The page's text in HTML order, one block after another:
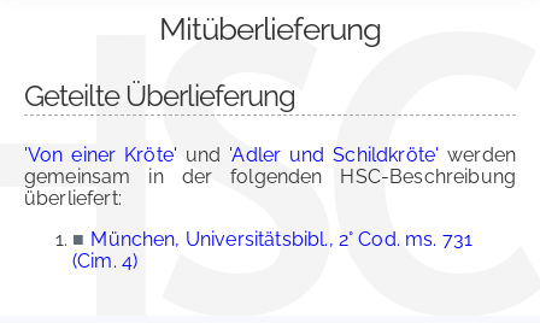
Mitüberlieferung
Geteilte Überlieferung
'Von einer Kröte' und 'Adler und Schildkröte' werden
gemeinsam in der folgenden HSC-Beschreibung
überliefert:
■ München, Universitätsbibl., 2° Cod. ms. 731
(Cim. 4)